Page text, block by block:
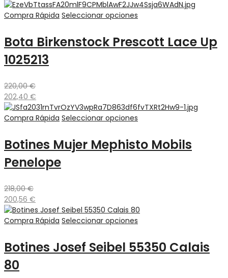
Compra Rápida Seleccionar opciones
Bota Birkenstock Prescott Lace Up
1025213
220,00€
202,40 €
Compra Rápida Seleccionar opciones
Botines Mujer Mephisto Mobils
Penelope
218,00€
200,56 €
Compra Rápida Seleccionar opciones
Botines Josef Seibel 55350 Calais
80